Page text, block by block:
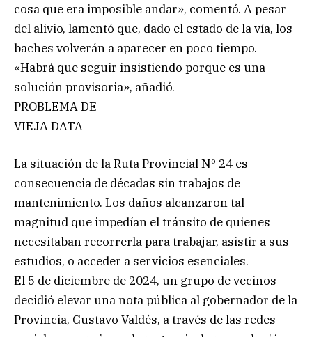
cosa que era imposible andar», comentó. A pesar
del alivio, lamentó que, dado el estado de la vía, los
baches volverán a aparecer en poco tiempo.
«Habrá que seguir insistiendo porque es una
solución provisoria», añadió.
PROBLEMA DE
VIEJA DATA
La situación de la Ruta Provincial Nº 24 es
consecuencia de décadas sin trabajos de
mantenimiento. Los daños alcanzaron tal
magnitud que impedían el tránsito de quienes
necesitaban recorrerla para trabajar, asistir a sus
estudios, o acceder a servicios esenciales.
El 5 de diciembre de 2024, un grupo de vecinos
decidió elevar una nota pública al gobernador de la
Provincia, Gustavo Valdés, a través de las redes